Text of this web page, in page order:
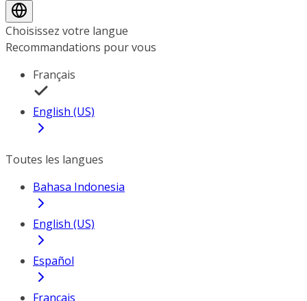
Choisissez votre langue
Recommandations pour vous
Français
English (US)
Toutes les langues
Bahasa Indonesia
English (US)
Español
Français